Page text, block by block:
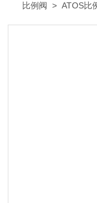
比例阀 > ATOS比